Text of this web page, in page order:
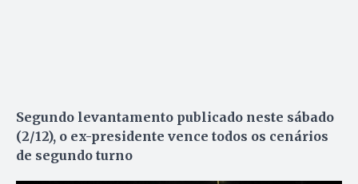
Segundo levantamento publicado neste sábado
(2/12), o ex-presidente vence todos os cenários
de segundo turno